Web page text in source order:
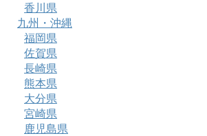
香川県
九州・沖縄
福岡県
佐賀県
長崎県
熊本県
大分県
宮崎県
鹿児島県